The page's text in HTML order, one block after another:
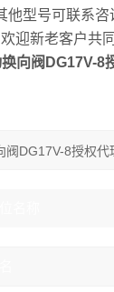
他型号可联系咨
欢迎新老客户共
向阀DG17V-8